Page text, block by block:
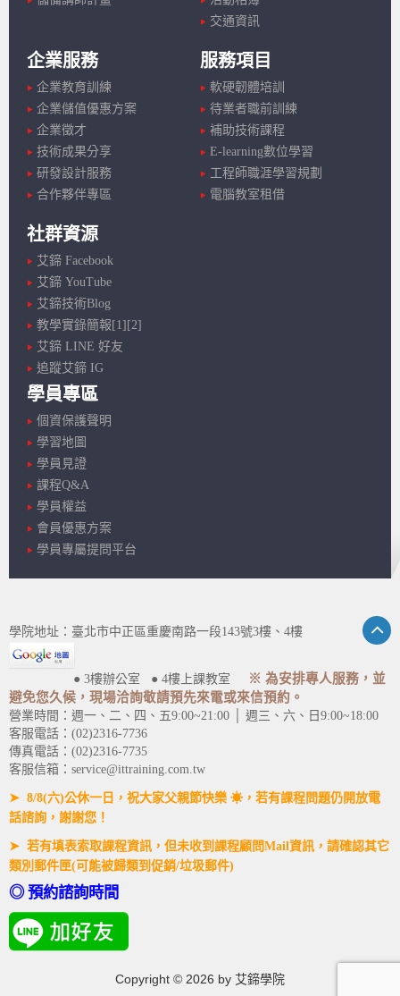
交通資訊
企業服務
企業教育訓練
企業儲值優惠方案
企業徵才
技術成果分享
研發設計服務
合作夥伴專區
服務項目
軟硬韌體培訓
待業者職前訓練
補助技術課程
E-learning數位學習
工程師職涯學習規劃
電腦教室租借
社群資源
艾鍗 Facebook
艾鍗 YouTube
艾鍗技術Blog
教學實錄簡報[1][2]
艾鍗 LINE 好友
追蹤艾鍗 IG
學員專區
個資保護聲明
學習地圖
學員見證
課程Q&A
學員權益
會員優惠方案
學員專屬提問平台
學院地址：臺北市中正區重慶南路一段143號3樓、4樓
● 3樓辦公室 ● 4樓上課教室
※ 為安排專人服務，並
避免您久候，現場洽詢敬請預先來電或來信預約。
營業時間：週一、二、四、五9:00~21:00 │ 週三、六、日9:00~18:00
客服電話：(02)2316-7736
傳真電話：(02)2316-7735
客服信箱：service@ittraining.com.tw
➤ 8/8(六)公休一日，祝大家父親節快樂 ☀，若有課程問題仍開放電
話諮詢，謝謝您！
➤ 若有填表索取課程資訊，但未收到課程顧問Mail資訊，請確認其它
類別郵件匣(可能被歸類到促銷/垃圾郵件)
◎ 預約諮詢時間
Copyright © 2026 by 艾鍗學院